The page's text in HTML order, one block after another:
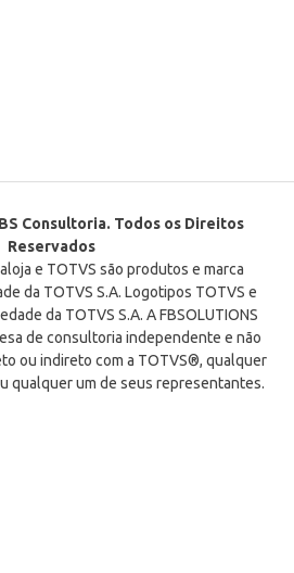
Consultoria. Todos os Direitos
Reservados
e TOTVS são produtos e marca
da TOTVS S.A. Logotipos TOTVS e
da TOTVS S.A. A FBSOLUTIONS
de consultoria independente e não
ou indireto com a TOTVS®, qualquer
qualquer um de seus representantes.